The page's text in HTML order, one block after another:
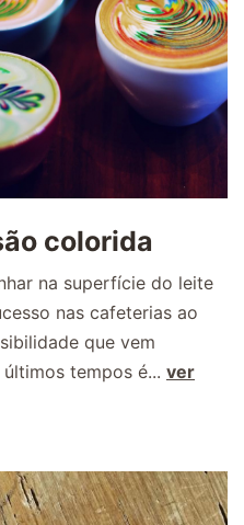
colorida
na superfície do leite
nas cafeterias ao
que vem
tempos é... ver